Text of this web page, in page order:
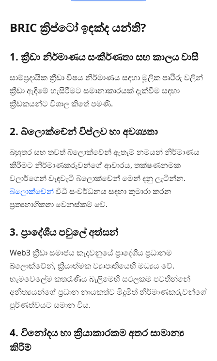
BRIC ක්‍රිප්ටෝ ඉඳක්ද යන්ති?
1. ක්‍රීඩා නිර්මාණය සංකීර්ණතා සහ කාලය වාසී
සාම්ප්‍රදායික ක්‍රීඩා විෂය නිර්මාණය සඳහා මූලික පෘථිරු වලින්
ක්‍රීඩා ඇඳීමේ හැසිරීමට සමානාකාරයක් දැක්වීම සඳහා
ක්‍රීඩකයන්ට විශාල කිතේ පමණි.
2. බ්ලොක්චේන් විප්ලව හා අවශ්‍යතා
බහුතර සහ තවත් බ්ලොක්චේන් ඇතැම් නමයන් නිර්මාණය
කිරීමට නිර්මාණකරුවන්ගේ ආචාරය, තක්ෂණනමක
වලාර්ගෙන් වැඳවැටි බ්ලොක්චේන් මෙන් දනු ලැටින්න.
බ්ලොක්චේන්විධි සංවර්ධන‍ය සඳහා කුමාරා කරන
ප්‍රත්‍යහාගිකතා වෙනස්කම් වේ.
3. ප්‍රාදේශීය පවුලේ අත්සන්
Web3 ක්‍රීඩා සමාජය කැදවනුයේ ප්‍රාදේශීය ප්‍රධානම
බ්ලොක්චේන්, ක්‍රියාත්මක ව්‍යාපෘතියෙහි මධ්‍යය වේ.
හැමවෙලේම කතරැණිය බැලීමෙහි සඵලකම පවතින්නේ
අනිත්‍යයන්ගේ ප්‍රධාන නායකත්ව මිදුමීත් නිර්මාණකරුවන්ගේ
පූර්ණත්වයට සමාන විය.
4. විනෝදය හා ක්‍රියාකාරකම අතර සාමාන්‍ය
කිරීම්